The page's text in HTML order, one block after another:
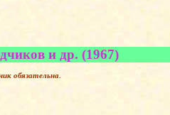
и др. (1967)
обязательна.